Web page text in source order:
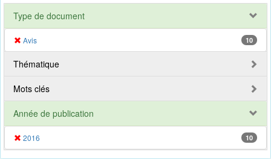
Type de document
Avis 10
Thématique
Mots clés
Année de publication
2016 10